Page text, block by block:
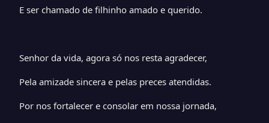
E ser chamado de filhinho amado e querido.
Senhor da vida, agora só nos resta agradecer,
Pela amizade sincera e pelas preces atendidas.
Por nos fortalecer e consolar em nossa jornada,